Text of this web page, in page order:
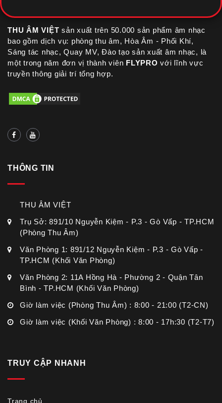
THU ÂM VIỆT sản xuất trên 50.000 sản phẩm âm nhạc
bao gồm dịch vụ: phòng thu âm, Hòa Âm - Phối Khí,
Sáng tác nhạc, Quay MV, Đào tạo sản xuất âm nhạc, là
một trong năm đơn vị thành viên FLYPRO với lĩnh vực
truyền thông giải trí tổng hợp.
THÔNG TIN
THU ÂM VIỆT
Trụ Sở: 891/10 Nguyễn Kiệm - P.3 - Gò Vấp - TP.HCM
(Phòng Thu Âm)
Văn Phòng 1: 891/12 Nguyễn Kiệm - P.3 - Gò Vấp -
TP.HCM (Khối Văn Phòng)
Văn Phòng 2: 11A Hồng Hà - Phường 2 - Quận Tân
Bình - TP.HCM (Khối Văn Phòng)
Giờ làm việc (Phòng Thu Âm) : 8:00 - 21:00 (T2-CN)
Giờ làm việc (Khối Văn Phòng) : 8:00 - 17h:30 (T2-T7)
TRUY CẬP NHANH
Trang chủ